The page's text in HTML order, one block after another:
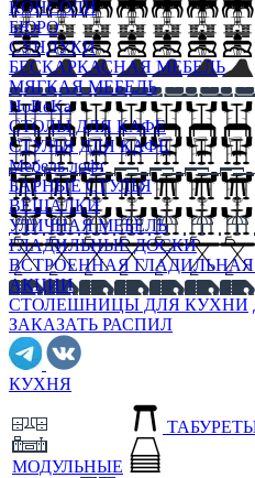
КОНСОЛИ
БЮРО
СУНДУКИ
БЕСКАРКАСНАЯ МЕБЕЛЬ
МЯГКАЯ МЕБЕЛЬ
HoReKa
СТОЛЫ ДЛЯ КАФЕ
СТУЛЬЯ ДЛЯ КАФЕ
Мебель лофт
БАРНЫЕ СТУЛЬЯ
ВЕШАЛКИ
УЛИЧНАЯ МЕБЕЛЬ
ГЛАДИЛЬНЫЕ ДОСКИ
ВСТРОЕННАЯ ГЛАДИЛЬНАЯ
АКЦИИ
СТОЛЕШНИЦЫ ДЛЯ КУХНИ
ЗАКАЗАТЬ РАСПИЛ
КУХНЯ
МОДУЛЬНЫЕ